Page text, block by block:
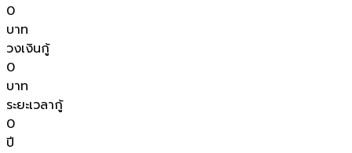
0
บาท
วงเงินกู้
0
บาท
ระยะเวลากู้
0
ปี